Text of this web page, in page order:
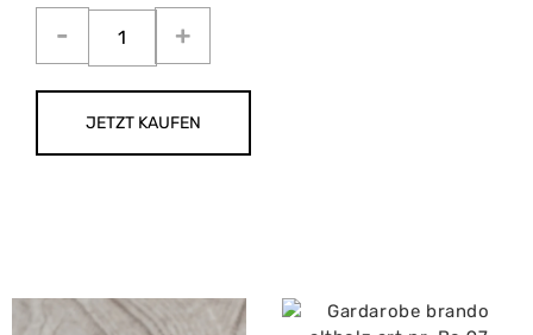
JETZT KAUFEN